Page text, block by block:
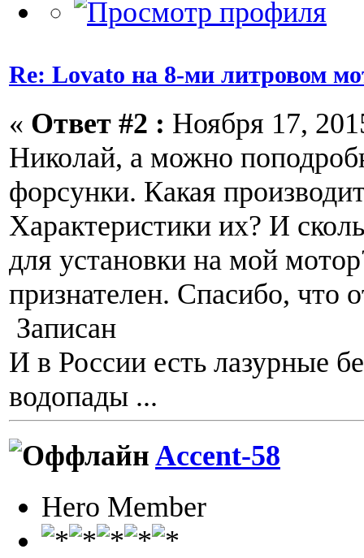
Re: Lovato на 8-ми литровом
« Ответ #2 : Ноября 17,
Николай, а можно
форсунки. Какая
Характеристики их? И
для установки на мой
признателен. Спасибо, что
Записан
И в России есть лазурные
водопады ...
Accent-58
Hero Member